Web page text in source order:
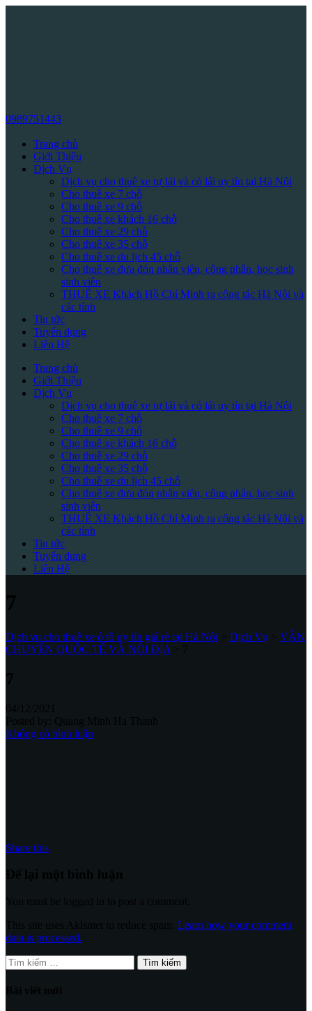
0989751443
Trang chủ
Giới Thiệu
Dịch Vụ
Dịch vụ cho thuê xe tự lái và có lái uy tín tại Hà Nội
Cho thuê xe 7 chỗ
Cho thuê xe 9 chỗ
Cho thuê xe khách 16 chỗ
Cho thuê xe 29 chỗ
Cho thuê xe 35 chỗ
Cho thuê xe du lịch 45 chỗ
Cho thuê xe đưa đón nhân viên, công nhân, học sinh
sinh viên
THUÊ XE Khách Hồ Chí Minh ra công tác Hà Nội và
các tỉnh
Tin tức
Tuyển dụng
Liên Hệ
Trang chủ
Giới Thiệu
Dịch Vụ
Dịch vụ cho thuê xe tự lái và có lái uy tín tại Hà Nội
Cho thuê xe 7 chỗ
Cho thuê xe 9 chỗ
Cho thuê xe khách 16 chỗ
Cho thuê xe 29 chỗ
Cho thuê xe 35 chỗ
Cho thuê xe du lịch 45 chỗ
Cho thuê xe đưa đón nhân viên, công nhân, học sinh
sinh viên
THUÊ XE Khách Hồ Chí Minh ra công tác Hà Nội và
các tỉnh
Tin tức
Tuyển dụng
Liên Hệ
Dịch vụ cho thuê xe ô tô uy tín giá rẻ tại Hà Nội Dịch Vụ
VẬN
CHUYỂN QUỐC TẾ VÀ NỘI ĐỊA
Không có bình luận
Share this
Learn how your comment
data is processed.
Tìm
kiếm